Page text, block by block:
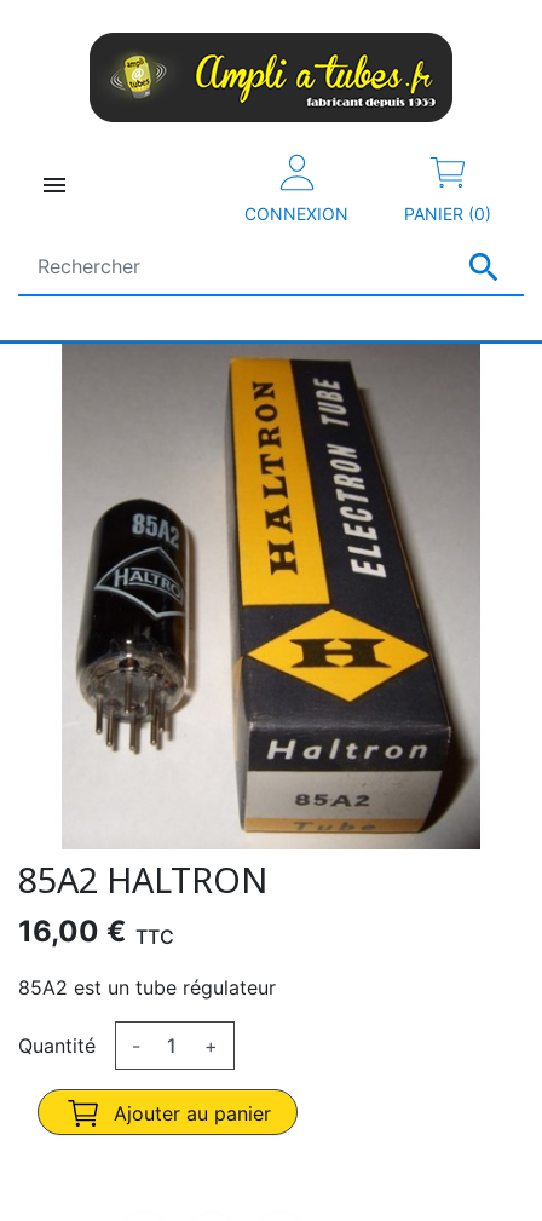


CONNEXION PANIER (0)
85A2 HALTRON
16,00 € TTC
85A2 est un tube régulateur
Quantité - +
Ajouter au panier